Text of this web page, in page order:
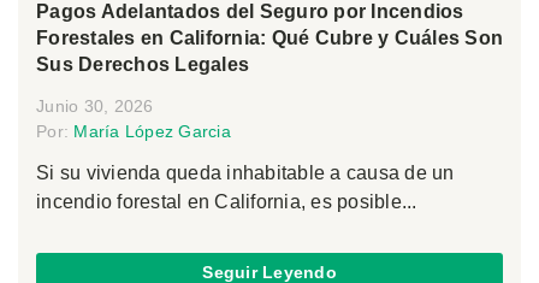
Pagos Adelantados del Seguro por Incendios
Forestales en California: Qué Cubre y Cuáles Son
Sus Derechos Legales
Junio 30, 2026
Por: María López Garcia
Si su vivienda queda inhabitable a causa de un
incendio forestal en California, es posible...
Seguir Leyendo